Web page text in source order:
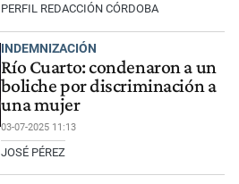
PERFIL REDACCIÓN CÓRDOBA
INDEMNIZACIÓN
Río Cuarto: condenaron a un
boliche por discriminación a
una mujer
03-07-2025 11:13
JOSÉ PÉREZ